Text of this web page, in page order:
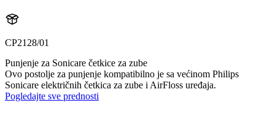
CP2128/01
Punjenje za Sonicare četkice za zube
Ovo postolje za punjenje kompatibilno je sa većinom Philips
Sonicare električnih četkica za zube i AirFloss uređaja.
Pogledajte sve prednosti